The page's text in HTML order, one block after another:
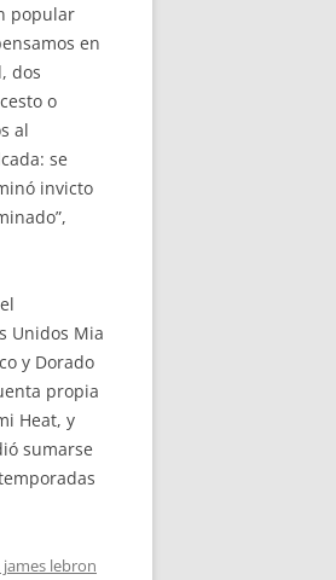
popular
en
dos
o
al
se
invicto
Unidos Mia
y Dorado
propia
Heat, y
sumarse
lebron